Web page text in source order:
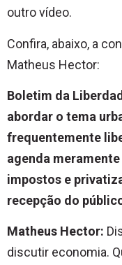
outro vídeo.
Confira, abaixo, a
Matheus Hector:
Boletim da
abordar o tema
frequentemente
agenda
impostos e
recepção do
Matheus Hector:
discutir economia.